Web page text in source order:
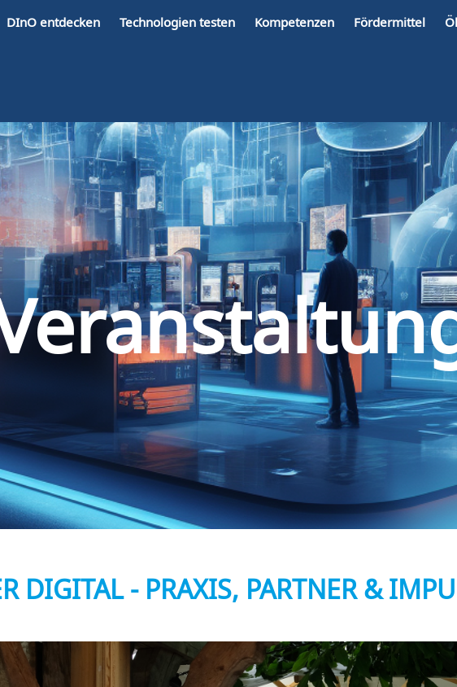
DInO entdecken Technologien testen Kompetenzen Fördermittel
DIGITAL - PRAXIS, PARTNER &